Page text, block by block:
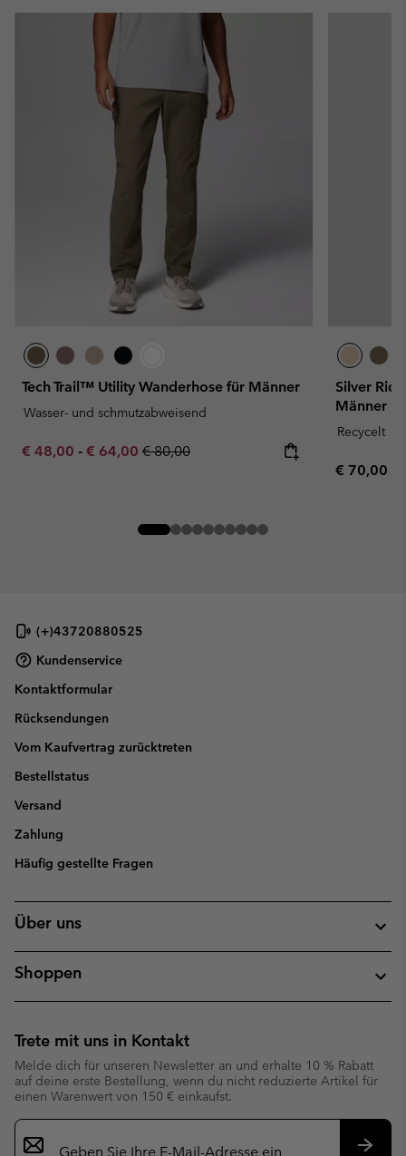
Tech Trail™ Utility Wanderhose für Männer
Wasser- und schmutzabweisend
Minimum sale price:
€ 48,00 - Maximum sale price:
€ 64,00 Regular price:
€ 80,00
Silver
Männer
Recycelt
Regular
€ 70,00
(+)43720880525
Kundenservice
Kontaktformular
Rücksendungen
Vom Kaufvertrag zurücktreten
Bestellstatus
Versand
Zahlung
Häufig gestellte Fragen
Über uns
Shoppen
Trete mit uns in Kontakt
Melde dich für unseren Newsletter an und erhalte 10 % Rabatt
auf deine erste Bestellung, wenn du nicht reduzierte Artikel für
einen Warenwert von 150 € einkaufst.
Newsletter-
Anmeldung